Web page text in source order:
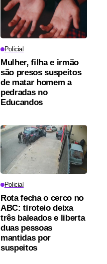
Policial
Mulher, filha e irmão
são presos suspeitos
de matar homem a
pedradas no
Educandos
Policial
Rota fecha o cerco no
ABC: tiroteio deixa
três baleados e liberta
duas pessoas
mantidas por
suspeitos